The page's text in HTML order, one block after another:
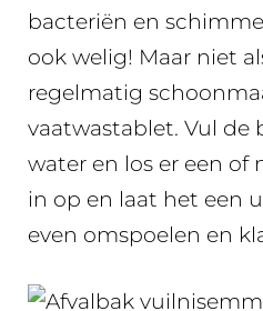
bacteriën en
ook welig! Maar niet
regelmatig
vaatwastablet. Vul de
water en los er een of
in op en laat het een
even omspoelen en